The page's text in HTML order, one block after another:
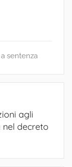
sentenza
agli
nel decreto